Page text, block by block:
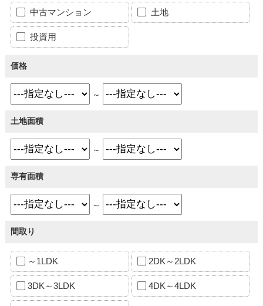
中古マンション 土地
投資用
価格
～
土地面積
～
専有面積
～
間取り
～1LDK 2DK～2LDK
3DK～3LDK 4DK～4LDK